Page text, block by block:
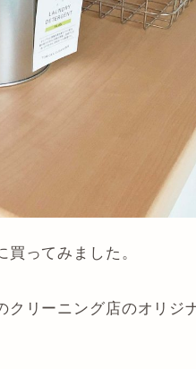
ってみました。
リーニング店のオリジ